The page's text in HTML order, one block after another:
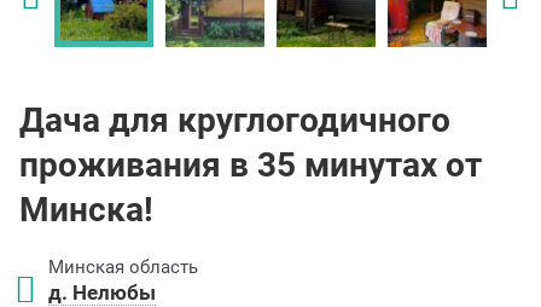
Дача для круглогодичного
проживания в 35 минутах от
Минска!
Минская область
д. Нелюбы